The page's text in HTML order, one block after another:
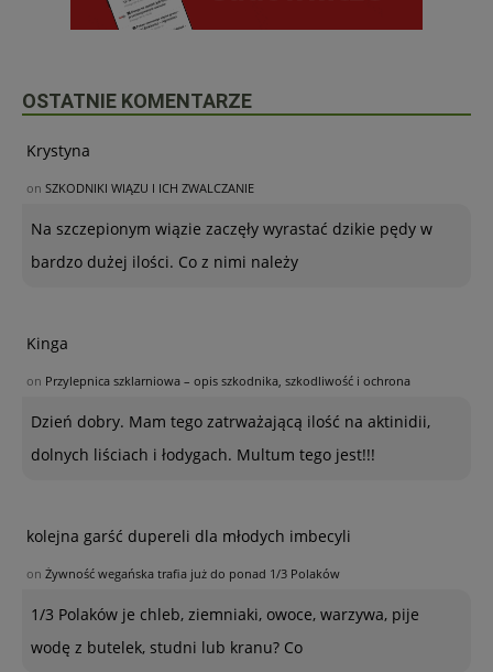
OSTATNIE KOMENTARZE
Krystyna
on SZKODNIKI WIĄZU I ICH ZWALCZANIE
Na szczepionym wiązie zaczęły wyrastać dzikie pędy w
bardzo dużej ilości. Co z nimi należy
Kinga
on Przylepnica szklarniowa – opis szkodnika, szkodliwość i ochrona
Dzień dobry. Mam tego zatrważającą ilość na aktinidii,
dolnych liściach i łodygach. Multum tego jest!!!
kolejna garść dupereli dla młodych imbecyli
on Żywność wegańska trafia już do ponad 1/3 Polaków
1/3 Polaków je chleb, ziemniaki, owoce, warzywa, pije
wodę z butelek, studni lub kranu? Co